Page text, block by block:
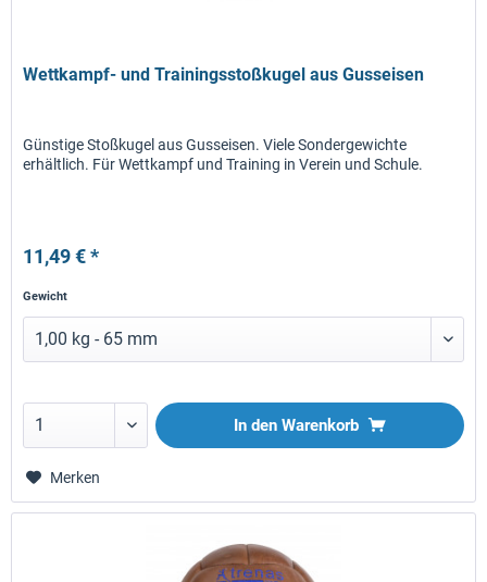
Wettkampf- und Trainingsstoßkugel aus Gusseisen
Günstige Stoßkugel aus Gusseisen. Viele Sondergewichte
erhältlich. Für Wettkampf und Training in Verein und Schule.
11,49 € *
Gewicht
In den Warenkorb
Merken